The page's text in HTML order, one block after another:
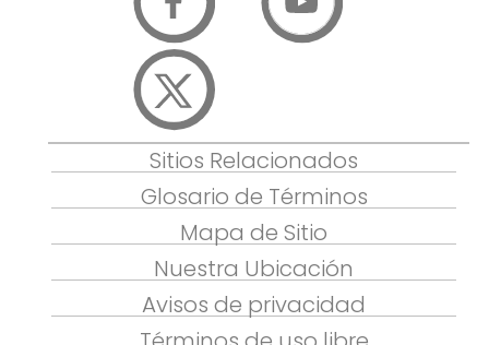
Sitios Relacionados
Glosario de Términos
Mapa de Sitio
Nuestra Ubicación
Avisos de privacidad